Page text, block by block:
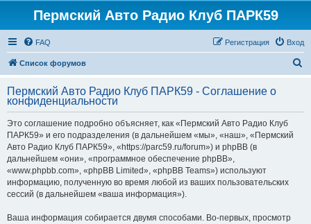
Пермский Авто Радио Клуб ПАРК59
FAQ Вход
Регистрация
Список форумов
с
Пермский Авто Радио Клуб ПАРК59 - Соглашение о
конфиденциальности
Это соглашение подробно объясняет, как «Пермский Авто Радио Клуб
ПАРК59» и его подразделения (в дальнейшем «мы», «наш», «Пермский
Авто Радио Клуб ПАРК59», «https://parc59.ru/forum») и phpBB (в
дальнейшем «они», «программное обеспечение phpBB»,
«www.phpbb.com», «phpBB Limited», «phpBB Teams») используют
информацию, полученную во время любой из ваших пользовательских
сессий (в дальнейшем «ваша информация»).
Ваша информация собирается двумя способами. Во-первых, просмотр